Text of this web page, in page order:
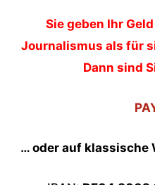
Sie geben Ihr
Journalismus als für
Dann sind
… oder auf klassische